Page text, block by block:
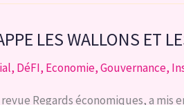
LES WALLONS ET
, DéFI, Economie,Gouvernance,
Regards économiques, a mis